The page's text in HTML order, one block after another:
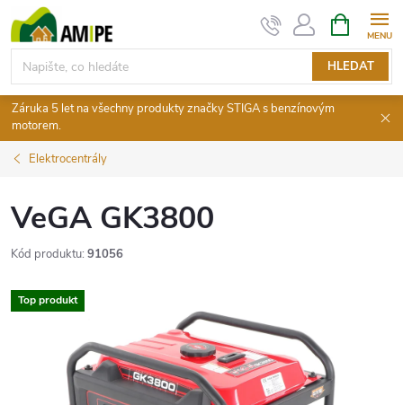
na
obsah
HLEDAT
NÁKUPNÍ
KOŠÍK
Záruka 5 let na všechny produkty značky STIGA s benzínovým
motorem.
Elektrocentrály
VeGA GK3800
Kód produktu: 91056
Top produkt